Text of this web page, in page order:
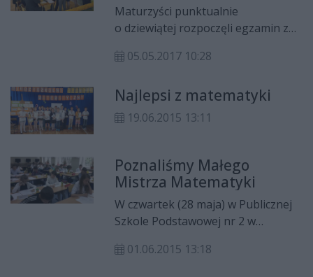
Maturzyści punktualnie
o dziewiątej rozpoczęli egzamin z
największym wyzwaniem.
05.05.2017 10:28
Najlepsi z matematyki
19.06.2015 13:11
Poznaliśmy Małego
Mistrza Matematyki
W czwartek (28 maja) w Publicznej
Szkole Podstawowej nr 2 w
regionalnego konkursu
01.06.2015 13:18